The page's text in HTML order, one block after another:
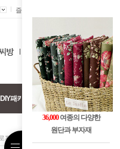
36,000여종의 다양한
원단과 부자재
즐겨찾기 +
0
DIY패키지
지꽃 플라워 2color 2225067